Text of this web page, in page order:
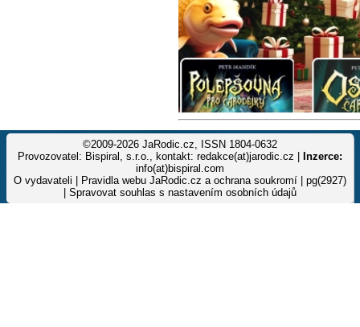
©2009-2026 JaRodic.cz, ISSN 1804-0632
Provozovatel: Bispiral, s.r.o., kontakt: redakce(at)jarodic.cz |
Inzerce:
info(at)bispiral.com
O vydavateli
Pravidla webu JaRodic.cz a ochrana soukromí | pg(2927)
Spravovat souhlas s nastavením osobních údajů